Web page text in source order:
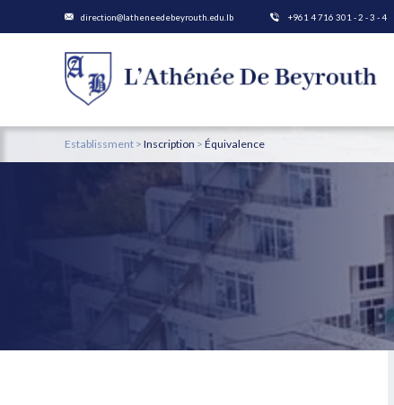
direction@latheneedebeyrouth.edu.lb +961 4 716 301 - 2 - 3 - 4
Establissment > Inscription > Équivalence